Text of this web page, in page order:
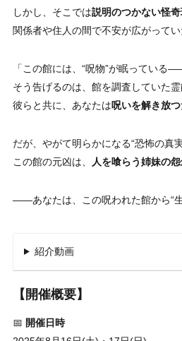
しかし、そこでは説明のつかない怪
関係者や住人の間で不安が広がってい
「この館には、“呪物”が眠っている
そう告げるのは、館を調査していた霊
彼らと共に、あなたは呪いを解き放
だが、やがて明らかになる“恐怖の真実
この館の元凶は、
人を喰らう姉妹の
――あなたは、この呪われた館から“
紹介動画
【開催概要】
📅 開催日時